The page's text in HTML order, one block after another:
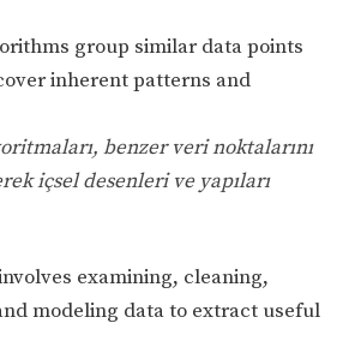
group similar data points
inherent patterns and
benzer veri noktalarını
içsel desenleri ve yapıları
examining, cleaning,
modeling data to extract useful